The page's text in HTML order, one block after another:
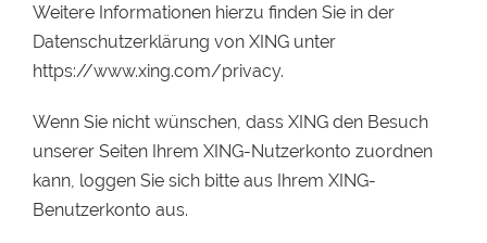
Weitere Informationen hierzu finden Sie in der
Datenschutzerklärung von XING unter
https://www.xing.com/privacy.
Wenn Sie nicht wünschen, dass XING den Besuch
unserer Seiten Ihrem XING-Nutzerkonto zuordnen
kann, loggen Sie sich bitte aus Ihrem XING-
Benutzerkonto aus.